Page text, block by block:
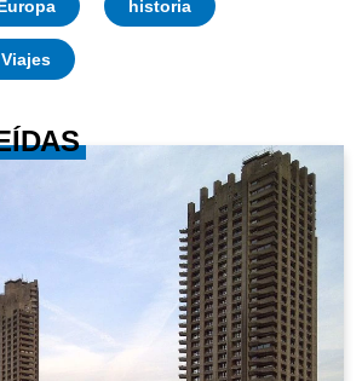
historia
Viajes